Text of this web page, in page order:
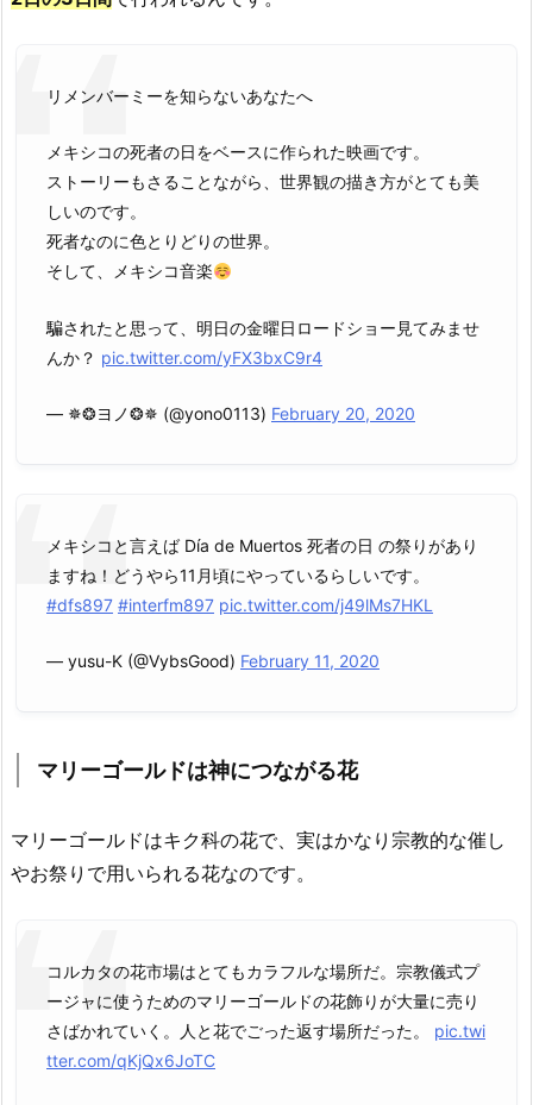
リメンバーミーを知らないあなたへ
メキシコの死者の日をベースに作られた映画です。
ストーリーもさることながら、世界観の描き方がとても美
しいのです。
死者なのに色とりどりの世界。
そして、メキシコ音楽
騙されたと思って、明日の金曜日ロードショー見てみませ
んか？ pic.twitter.com/yFX3bxC9r4
— ✵❂ヨノ❂✵ (@yono0113) February 20, 2020
メキシコと言えば Día de Muertos 死者の日 の祭りがあり
ますね！どうやら11月頃にやっているらしいです。
#dfs897 #interfm897 pic.twitter.com/j49lMs7HKL
— yusu-K (@VybsGood) February 11, 2020
マリーゴールドは神につながる花
マリーゴールドはキク科の花で、実はかなり宗教的な催し
やお祭りで用いられる花なのです。
コルカタの花市場はとてもカラフルな場所だ。宗教儀式プ
ージャに使うためのマリーゴールドの花飾りが大量に売り
さばかれていく。人と花でごった返す場所だった。 pic.twi
tter.com/qKjQx6JoTC